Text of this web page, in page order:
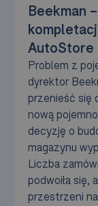
Beekman
AutoStore
Problem z
dyrektor
przenieść się
nową
decyzję o
magazynu
Liczba
podwoiła się,
przestrzeni